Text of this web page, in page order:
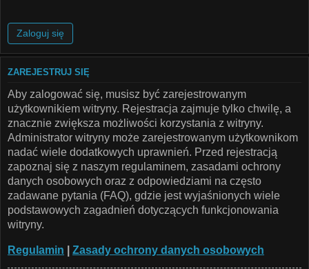
ZAREJESTRUJ SIĘ
Aby zalogować się, musisz być zarejestrowanym
użytkownikiem witryny. Rejestracja zajmuje tylko chwilę, a
znacznie zwiększa możliwości korzystania z witryny.
Administrator witryny może zarejestrowanym użytkownikom
nadać wiele dodatkowych uprawnień. Przed rejestracją
zapoznaj się z naszym regulaminem, zasadami ochrony
danych osobowych oraz z odpowiedziami na często
zadawane pytania (FAQ), gdzie jest wyjaśnionych wiele
podstawowych zagadnień dotyczących funkcjonowania
witryny.
Regulamin Zasady ochrony danych osobowych